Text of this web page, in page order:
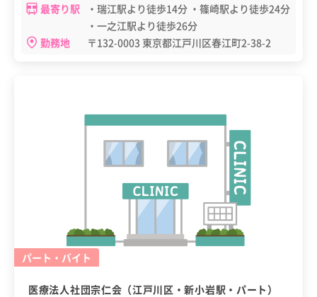
最寄り駅
・瑞江駅より徒歩14分 ・篠崎駅より徒歩24分
・一之江駅より徒歩26分
勤務地
〒132-0003 東京都江戸川区春江町2-38-2
パート・バイト
医療法人社団宗仁会（江戸川区・新小岩駅・パート）